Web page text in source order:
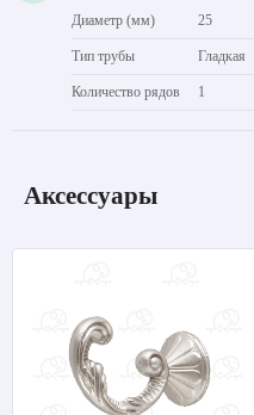
Диаметр (мм) 25
Тип трубы Гладкая
Количество рядов 1
Аксессуары